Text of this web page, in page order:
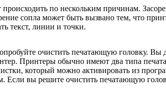
по нескольким причинам.
сопла может быть вызвано тем, что
текст, линии и точки.
очистить печатающую головку. Вы
Принтеры обычно имеют два типа
который можно активировать из
Если вы решите очистить печатающую